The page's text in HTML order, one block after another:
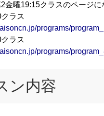
金曜19:15クラスのページに
ラス
programs/
ラス
programs/
ン内容